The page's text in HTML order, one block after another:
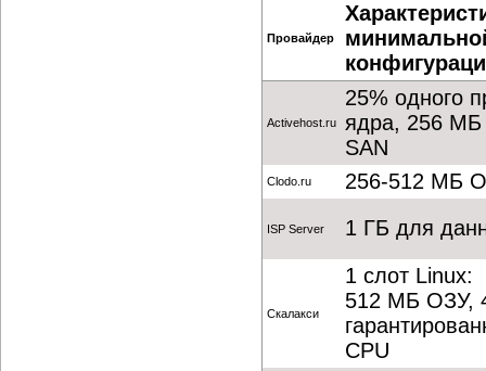
Провайдер
Activehost.ru
25% одного
ядра, 256
SAN
Clodo.ru 256-512 МБ
ISP Server 1 ГБ для
Скалакси
1 слот Linux:
512 МБ ОЗУ,
CPU